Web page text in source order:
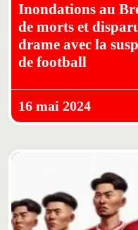
Inondations au
de morts et
drame avec la
de football
16 mai 2024